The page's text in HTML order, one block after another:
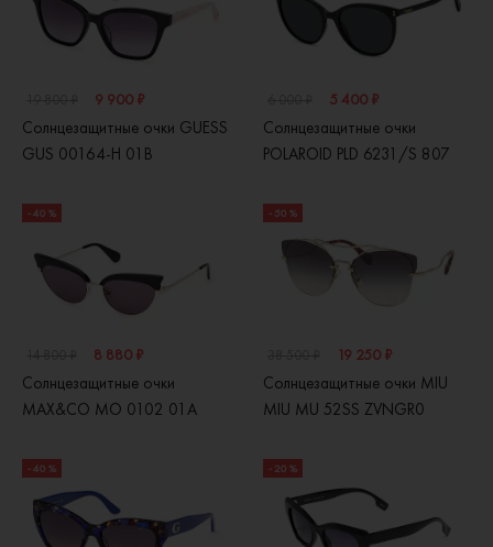
9 900 ₽
Солнцезащитные очки GUESS
GUS 00164-H 01B
5 400 ₽
Солнцезащитные очки
POLAROID PLD 6231/S 807
- 40 %
8 880 ₽
Солнцезащитные очки
MAX&CO MO 0102 01A
- 50 %
19 250 ₽
Солнцезащитные очки MIU
MIU MU 52SS ZVNGR0
- 40 % - 20 %